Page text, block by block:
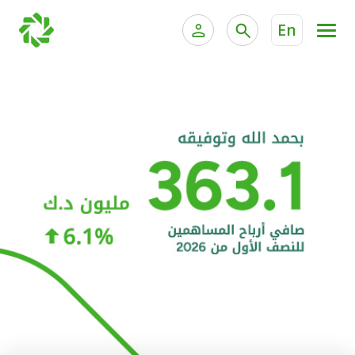
En
الخدمات المصرفية الإلكترونية للشركات
خدمة "بيتك" للتداول الإلكتروني
الحسابات المصرفية
البطاقات
"برامج العملاء"